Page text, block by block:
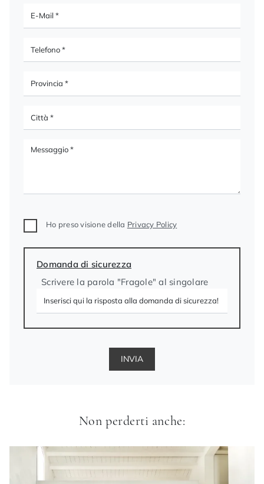
Ho preso visione della Privacy Policy
Domanda di sicurezza
Scrivere la parola "Fragole" al singolare
INVIA
Non perderti anche: